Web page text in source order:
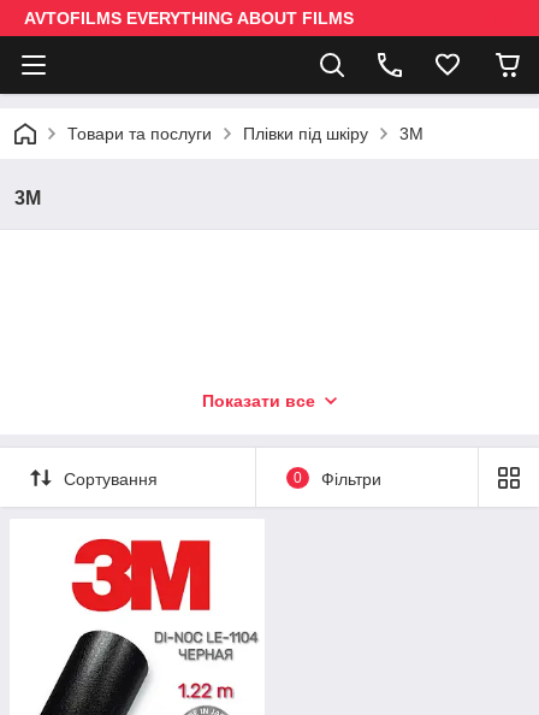
AVTOFILMS EVERYTHING ABOUT FILMS
Товари та послуги Плівки під шкіру 3M
3M
Показати все
Сортування 0 Фільтри